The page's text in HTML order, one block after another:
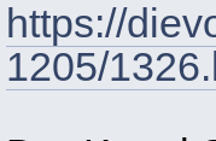
https://
1205/